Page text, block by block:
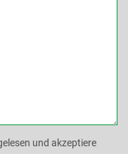
und akzeptiere